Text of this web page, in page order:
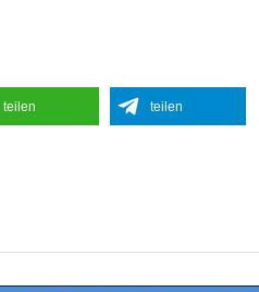
teilen teilen